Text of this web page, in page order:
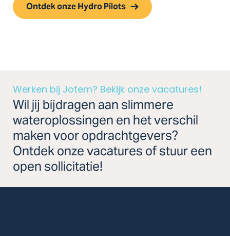
Ontdek onze Hydro Pilots
Werken bij Jotem? Bekijk onze vacatures!
Wil jij bijdragen aan slimmere
wateroplossingen en het verschil
maken voor opdrachtgevers?
Ontdek onze vacatures of stuur een
open sollicitatie!